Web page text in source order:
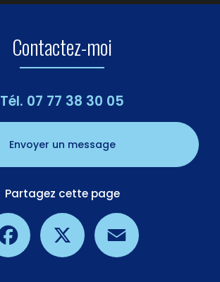
Contactez-moi
Tél. 07 77 38 30 05
Envoyer un message
Partagez cette page
Facebook